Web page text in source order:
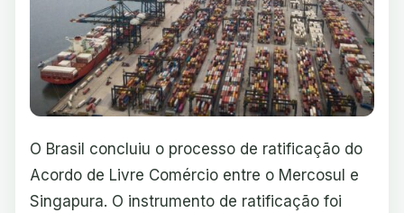
O Brasil concluiu o processo de ratificação do
Acordo de Livre Comércio entre o Mercosul e
Singapura. O instrumento de ratificação foi